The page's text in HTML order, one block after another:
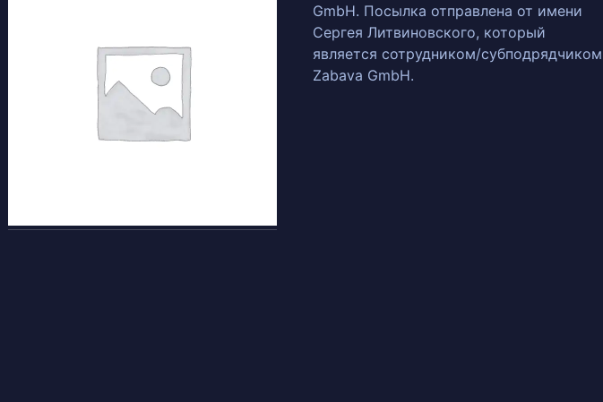
GmbH. Посылка отправлена от имени
Сергея Литвиновского, который
является сотрудником/субподрядчиком
Zabava GmbH.